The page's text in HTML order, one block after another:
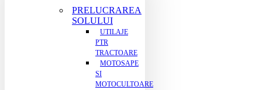
PRELUCRAREA
SOLULUI
UTILAJE
PTR
TRACTOARE
MOTOSAPE
SI
MOTOCULTOARE